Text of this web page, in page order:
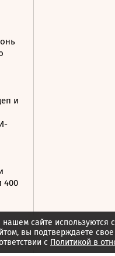
и
400
нашем сайте используются
вы подтверждаете свое
с Политикой в